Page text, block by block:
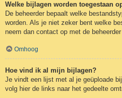
Welke bijlagen worden toegestaan
De beheerder bepaalt welke
worden. Als je niet zeker bent welke
neem dan contact op met de
Omhoog
Hoe vind ik al mijn bijlagen?
Je vindt een lijst met al je geüploade
volg hier de links naar het gedeelte